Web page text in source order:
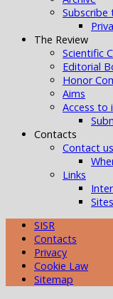
The Review
Scientific
Editorial
Honor
Aims
Access to
Contacts
Contact us
Links
Sites
SISR
Contacts
Privacy
Cookie Law
Sitemap